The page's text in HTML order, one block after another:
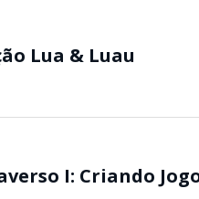
Lua & Luau
I: Criando